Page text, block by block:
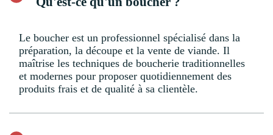
Le boucher est un professionnel spécialisé dans la
préparation, la découpe et la vente de viande. Il
maîtrise les techniques de boucherie traditionnelles
et modernes pour proposer quotidiennement des
produits frais et de qualité à sa clientèle.